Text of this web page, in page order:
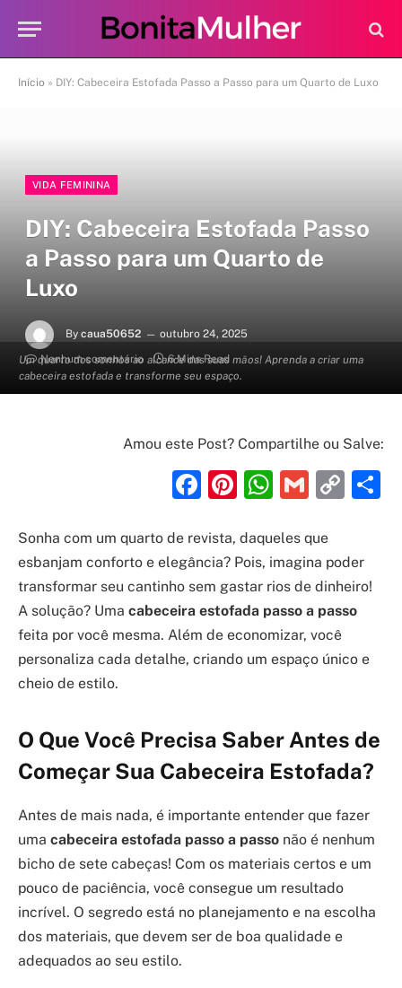
Início » DIY: Cabeceira Estofada Passo a Passo para um Quarto de Luxo
Um quarto dos sonhos ao alcance das suas mãos! Aprenda a criar uma
cabeceira estofada e transforme seu espaço.
VIDA FEMININA
DIY: Cabeceira Estofada Passo
a Passo para um Quarto de
Luxo
By caua50652
outubro 24, 2025
Nenhum comentário
6 Mins Read
Amou este Post? Compartilhe ou Salve:
Facebook
Pinterest
Gmail
Sonha com um quarto de revista, daqueles que
esbanjam conforto e elegância? Pois, imagina poder
transformar seu cantinho sem gastar rios de dinheiro!
A solução? Uma cabeceira estofada passo a passo
feita por você mesma. Além de economizar, você
personaliza cada detalhe, criando um espaço único e
cheio de estilo.
O Que Você Precisa Saber Antes de
Começar Sua Cabeceira Estofada?
Antes de mais nada, é importante entender que fazer
uma cabeceira estofada passo a passo não é nenhum
bicho de sete cabeças! Com os materiais certos e um
pouco de paciência, você consegue um resultado
incrível. O segredo está no planejamento e na escolha
dos materiais, que devem ser de boa qualidade e
adequados ao seu estilo.